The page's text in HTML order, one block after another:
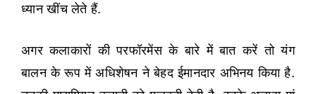
ध्यान खींच लेते हैं.
अगर कलाकारों की परफॉरमेंस के बारे में बात करें तो यंग
बालन के रूप में अधिशेषन ने बेहद ईमानदार अभिनय किया है.